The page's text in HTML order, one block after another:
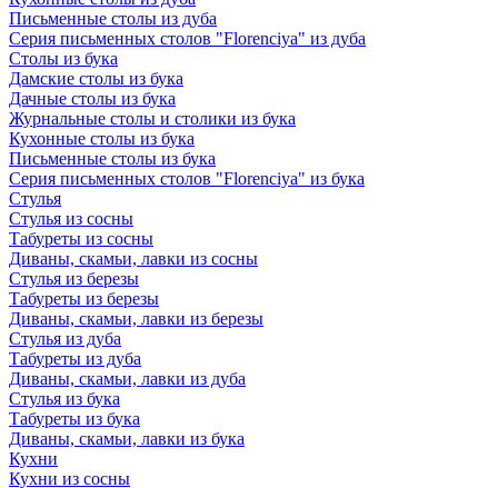
Письменные столы из дуба
Серия письменных столов "Florenciya" из дуба
Столы из бука
Дамские столы из бука
Дачные столы из бука
Журнальные столы и столики из бука
Кухонные столы из бука
Письменные столы из бука
Серия письменных столов "Florenciya" из бука
Стулья
Стулья из сосны
Табуреты из сосны
Диваны, скамьи, лавки из сосны
Стулья из березы
Табуреты из березы
Диваны, скамьи, лавки из березы
Стулья из дуба
Табуреты из дуба
Диваны, скамьи, лавки из дуба
Стулья из бука
Табуреты из бука
Диваны, скамьи, лавки из бука
Кухни
Кухни из сосны